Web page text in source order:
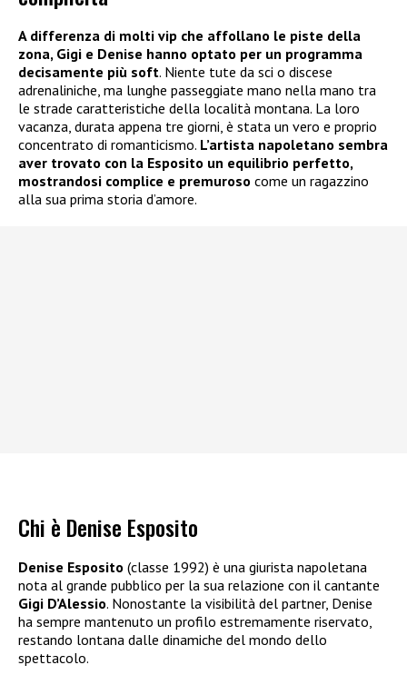
A differenza di molti vip che affollano le piste della
zona, Gigi e Denise hanno optato per un programma
decisamente più soft. Niente tute da sci o discese
adrenaliniche, ma lunghe passeggiate mano nella mano tra
le strade caratteristiche della località montana. La loro
vacanza, durata appena tre giorni, è stata un vero e proprio
concentrato di romanticismo. L’artista napoletano sembra
aver trovato con la Esposito un equilibrio perfetto,
mostrandosi complice e premuroso come un ragazzino
alla sua prima storia d’amore.
Chi è Denise Esposito
Denise Esposito (classe 1992) è una giurista napoletana
nota al grande pubblico per la sua relazione con il cantante
Gigi D’Alessio. Nonostante la visibilità del partner, Denise
ha sempre mantenuto un profilo estremamente riservato,
restando lontana dalle dinamiche del mondo dello
spettacolo.